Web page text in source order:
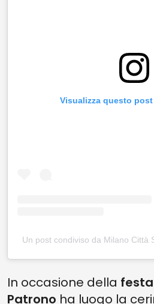
Visualizza questo
Un post condiviso da Milano Città
In occasione della
Patrono ha luogo la